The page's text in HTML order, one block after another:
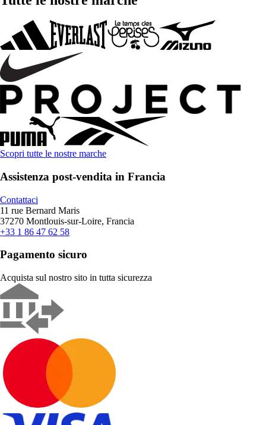
Scopri tutte le nostre marche
Assistenza post-vendita in Francia
Contattaci
11 rue Bernard Maris
37270 Montlouis-sur-Loire, Francia
+33 1 86 47 62 58
Pagamento sicuro
Acquista sul nostro sito in tutta sicurezza